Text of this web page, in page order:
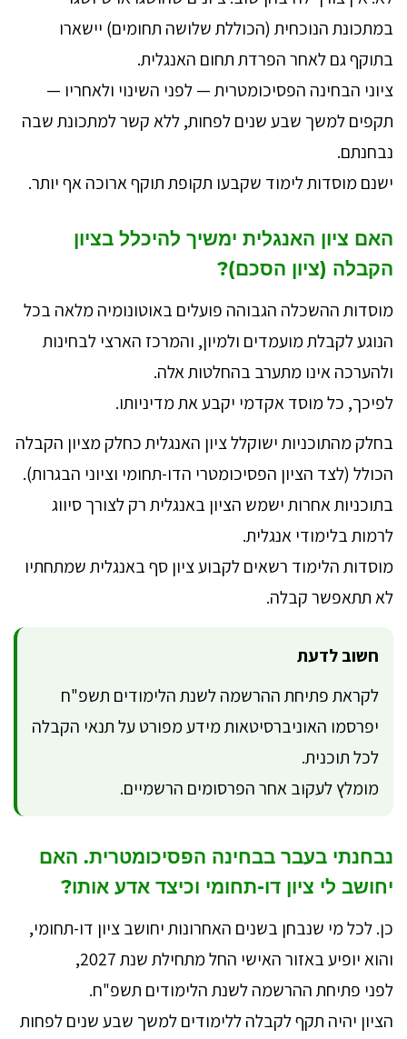
במתכונת הנוכחית (הכוללת שלושה תחומים) יישארו
בתוקף גם לאחר הפרדת תחום האנגלית.
ציוני הבחינה הפסיכומטרית — לפני השינוי ולאחריו —
תקפים למשך שבע שנים לפחות, ללא קשר למתכונת שבה
נבחנתם.
ישנם מוסדות לימוד שקבעו תקופת תוקף ארוכה אף יותר.
האם ציון האנגלית ימשיך להיכלל בציון
הקבלה (ציון הסכם)?
מוסדות ההשכלה הגבוהה פועלים באוטונומיה מלאה בכל
הנוגע לקבלת מועמדים ולמיון, והמרכז הארצי לבחינות
ולהערכה אינו מתערב בהחלטות אלה.
לפיכך, כל מוסד אקדמי יקבע את מדיניותו.
בחלק מהתוכניות ישוקלל ציון האנגלית כחלק מציון הקבלה
הכולל (לצד הציון הפסיכומטרי הדו-תחומי וציוני הבגרות).
בתוכניות אחרות ישמש הציון באנגלית רק לצורך סיווג
לרמות בלימודי אנגלית.
מוסדות הלימוד רשאים לקבוע ציון סף באנגלית שמתחתיו
לא תתאפשר קבלה.
חשוב לדעת
לקראת פתיחת ההרשמה לשנת הלימודים תשפ"ח
יפרסמו האוניברסיטאות מידע מפורט על תנאי הקבלה
לכל תוכנית.
מומלץ לעקוב אחר הפרסומים הרשמיים.
נבחנתי בעבר בבחינה הפסיכומטרית. האם
יחושב לי ציון דו-תחומי וכיצד אדע אותו?
כן. לכל מי שנבחן בשנים האחרונות יחושב ציון דו-תחומי,
והוא יופיע באזור האישי החל מתחילת שנת 2027,
לפני פתיחת ההרשמה לשנת הלימודים תשפ"ח.
הציון יהיה תקף לקבלה ללימודים למשך שבע שנים לפחות